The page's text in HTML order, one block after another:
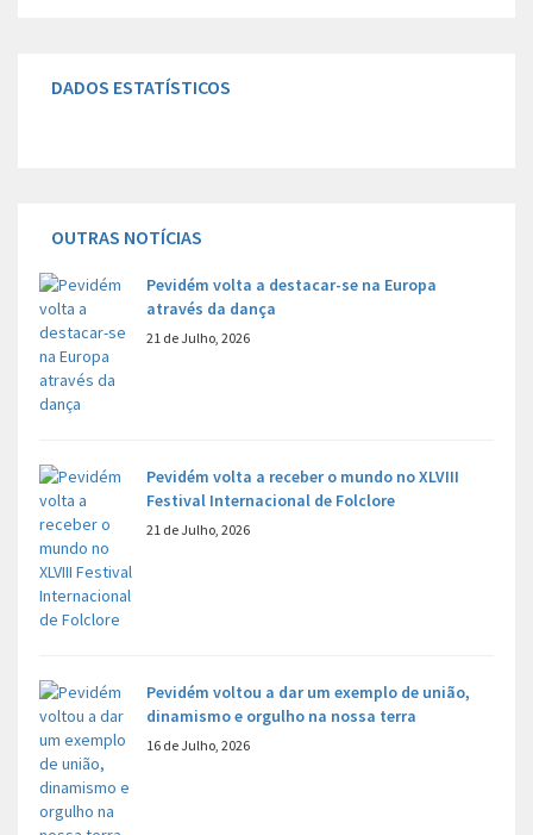
DADOS ESTATÍSTICOS
OUTRAS NOTÍCIAS
Pevidém volta a destacar-se na Europa
através da dança
21 de Julho, 2026
Pevidém volta a receber o mundo no XLVIII
Festival Internacional de Folclore
21 de Julho, 2026
Pevidém voltou a dar um exemplo de união,
dinamismo e orgulho na nossa terra
16 de Julho, 2026